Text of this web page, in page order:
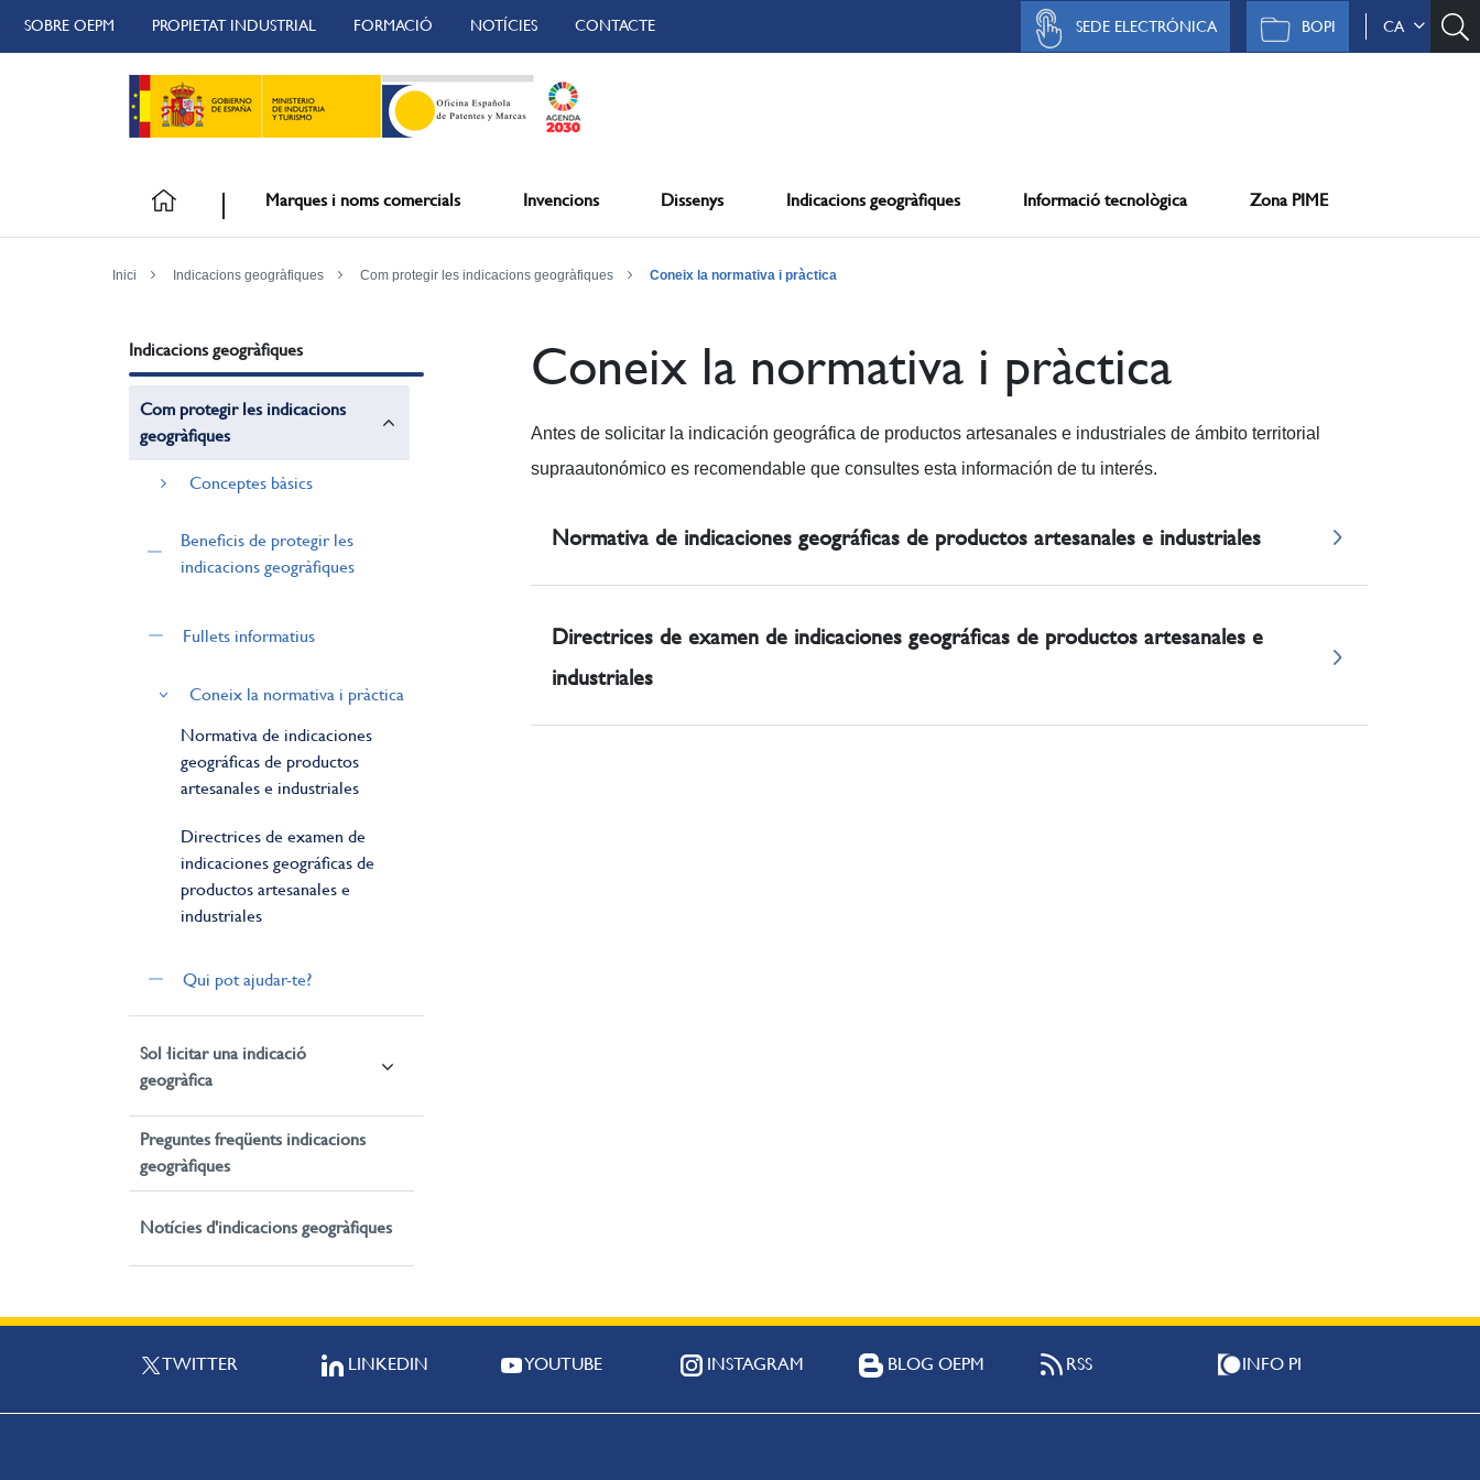
SOBRE OEPM PROPIETAT INDUSTRIAL FORMACIÓ NOTÍCIES CONTACTE CA
BOPI
SEDE ELECTRÓNICA
Marques i noms comercials Invencions Dissenys Indicacions geogràfiques Informació tecnològica Zona PIME
Inici Indicacions geogràfiques Com protegir les indicacions geogràfiques Coneix la normativa i pràctica
Indicacions geogràfiques
Com protegir les indicacions
geogràfiques
Conceptes bàsics
Beneficis de protegir les
indicacions geogràfiques
Fullets informatius
Coneix la normativa i pràctica
Normativa de indicaciones
geográficas de productos
artesanales e industriales
Directrices de examen de
indicaciones geográficas de
productos artesanales e
industriales
Qui pot ajudar-te?
Sol·licitar una indicació
geogràfica
Preguntes freqüents indicacions
geogràfiques
Notícies d'indicacions geogràfiques
Coneix la normativa i pràctica
Antes de solicitar la indicación geográfica de productos artesanales e industriales de ámbito territorial
supraautonómico es recomendable que consultes esta información de tu interés.
Normativa de indicaciones geográficas de productos artesanales e industriales
Directrices de examen de indicaciones geográficas de productos artesanales e
industriales
TWITTER LINKEDIN YOUTUBE INSTAGRAM BLOG OEPM RSS INFO PI